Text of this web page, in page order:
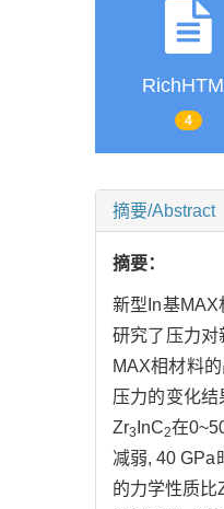
4
摘要/Abstract
摘要：
新型In基MAX
研究了压力
MAX相材料
压力的变化结
Zr3 InC2在
减弱, 40 GPa
的力学性质比